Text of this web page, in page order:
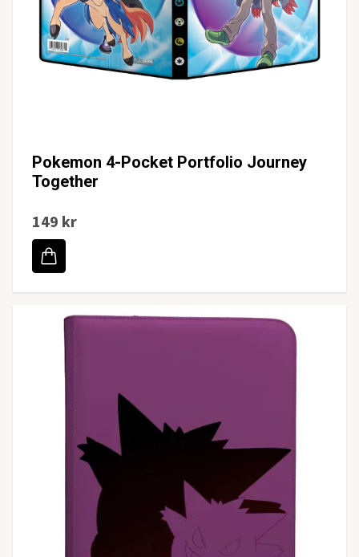
Pokemon 4-Pocket Portfolio Journey
Together
149 kr